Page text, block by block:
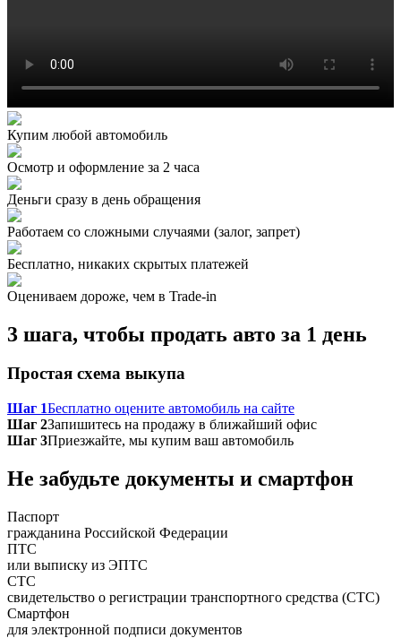
Купим любой автомобиль
Осмотр и оформление за 2 часа
Деньги сразу в день обращения
Работаем со сложными случаями (залог, запрет)
Бесплатно, никаких скрытых платежей
Оцениваем дороже, чем в Trade‑in
3 шага, чтобы продать авто за 1 день
Простая схема выкупа
Шаг 1Бесплатно оцените автомобиль на сайте
Шаг 2Запишитесь на продажу в ближайший офис
Шаг 3Приезжайте, мы купим ваш автомобиль
Не забудьте документы и смартфон
Паспорт
гражданина Российской Федерации
ПТС
или выписку из ЭПТС
СТС
свидетельство о регистрации транспортного средства (СТС)
Смартфон
для электронной подписи документов